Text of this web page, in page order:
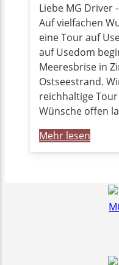
Liebe MG Driver
Auf vielfachen
eine Tour auf
auf Usedom
Meeresbrise in
Ostseestrand.
reichhaltige
Wünsche offen
Mehr lesen